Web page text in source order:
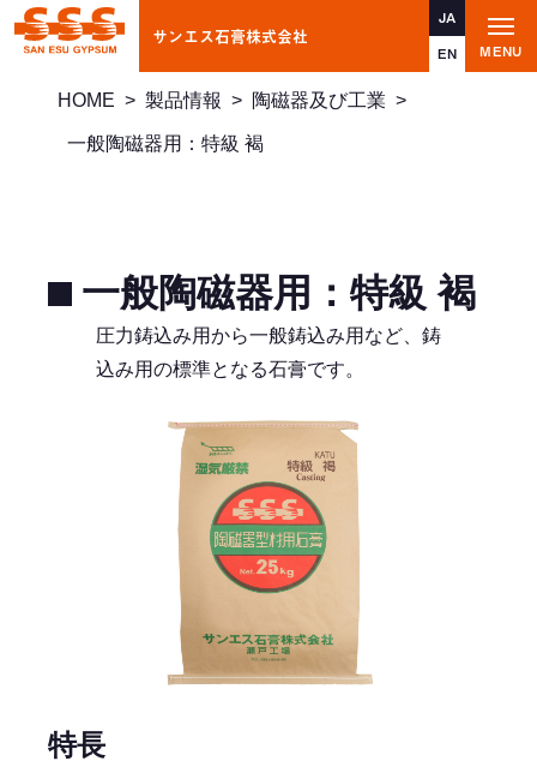
サンエス石膏株式会社
JA
EN
t
o
g
MENU
HOME > 製品情報 > 陶磁器及び工業 >
一般陶磁器用：特級 褐
一般陶磁器用：特級 褐
圧力鋳込み用から一般鋳込み用など、鋳
込み用の標準となる石膏です。
特長